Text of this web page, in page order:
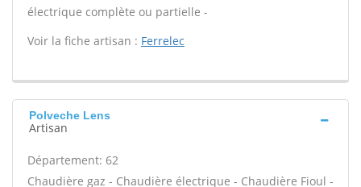
électrique complète ou partielle -
Voir la fiche artisan : Ferrelec
Polveche Lens
Artisan
Département: 62
Chaudière gaz - Chaudière électrique - Chaudière Fioul -